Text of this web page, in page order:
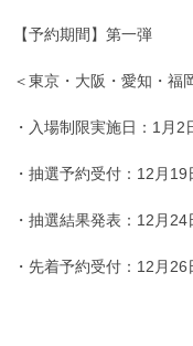
【予約期間】第一弾
＜東京・大阪・愛知・福
・入場制限実施日：1月
・抽選予約受付：12月
・抽選結果発表：12月
・先着予約受付：12月